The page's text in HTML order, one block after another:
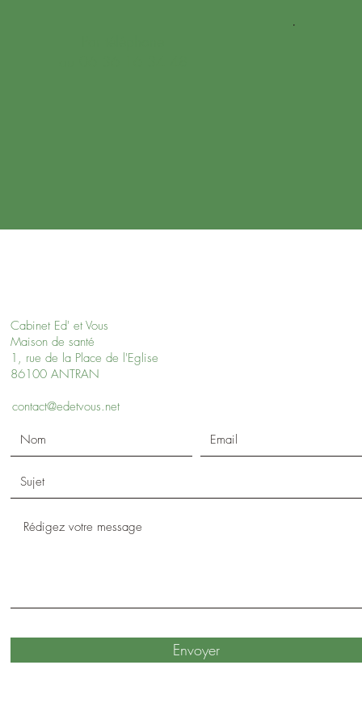
.
Cabinet Ed' et Vous
Maison de santé
1, rue de la Place de l'Eglise
86100 ANTRAN
contact@edetvous.net
Envoyer